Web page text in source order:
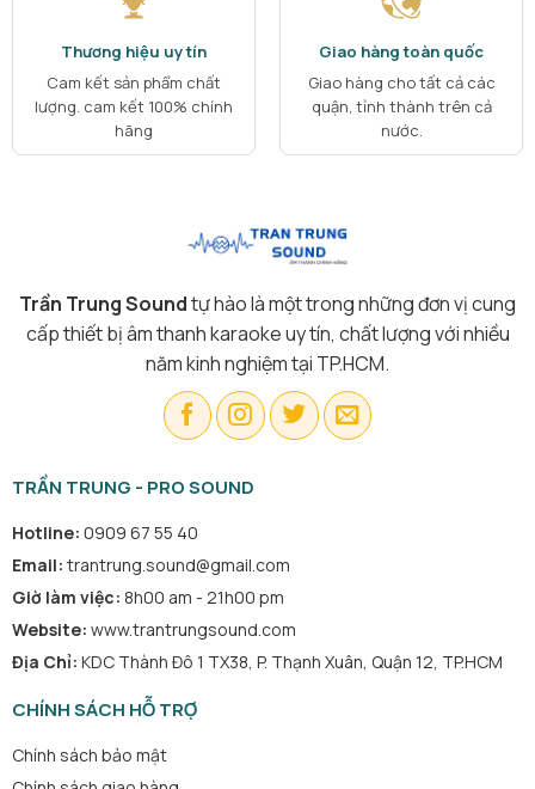
Thương hiệu uy tín
Cam kết sản phẩm chất
lượng. cam kết 100% chính
hãng
Giao hàng toàn quốc
Giao hàng cho tất cả các
quận, tỉnh thành trên cả
nước.
Trần Trung Soundtự hào là một trong những đơn vị cung
cấp thiết bị âm thanh karaoke uy tín, chất lượng với nhiều
năm kinh nghiệm tại TP.HCM.
TRẦN TRUNG - PRO SOUND
Hotline: 0909 67 55 40
Email: trantrung.sound@gmail.com
Giờ làm việc: 8h00 am - 21h00 pm
Website: www.trantrungsound.com
Địa Chỉ: KDC Thành Đô 1 TX38, P. Thạnh Xuân, Quận 12, TP.HCM
CHÍNH SÁCH HỖ TRỢ
Chính sách bảo mật